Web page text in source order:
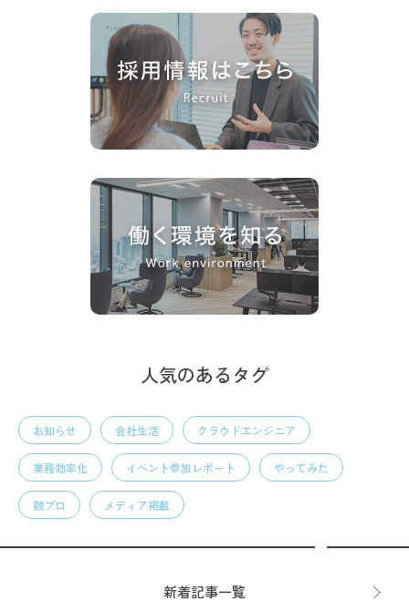
人気のあるタグ
お知らせ 会社生活 クラウドエンジニア
業務効率化 イベント参加レポート やってみた
競プロ メディア掲載
新着記事一覧